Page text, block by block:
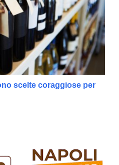
scelte coraggiose per